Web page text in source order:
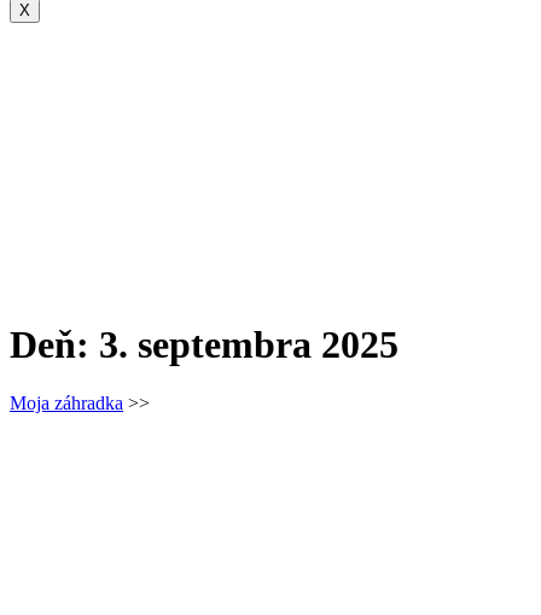
X
Deň: 3. septembra 2025
Moja záhradka >>